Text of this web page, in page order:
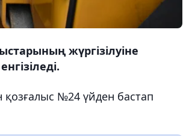
жүргізілуіне
қозғалыс №24 үйден бастап